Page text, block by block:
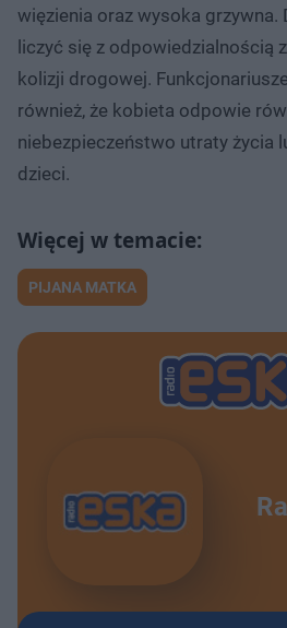
więzienia oraz wysoka
liczyć się z odpowiedzialnością
kolizji drogowej.
również, że kobieta odpowie
niebezpieczeństwo utraty życia
dzieci.
PIJANA MATKA